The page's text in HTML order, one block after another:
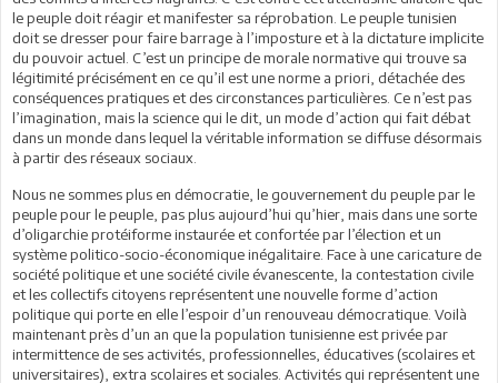
le peuple doit réagir et manifester sa réprobation. Le peuple tunisien
doit se dresser pour faire barrage à l’imposture et à la dictature implicite
du pouvoir actuel. C’est un principe de morale normative qui trouve sa
légitimité précisément en ce qu’il est une norme a priori, détachée des
conséquences pratiques et des circonstances particulières. Ce n’est pas
l’imagination, mais la science qui le dit, un mode d’action qui fait débat
dans un monde dans lequel la véritable information se diffuse désormais
à partir des réseaux sociaux.
Nous ne sommes plus en démocratie, le gouvernement du peuple par le
peuple pour le peuple, pas plus aujourd’hui qu’hier, mais dans une sorte
d’oligarchie protéiforme instaurée et confortée par l’élection et un
système politico-socio-économique inégalitaire. Face à une caricature de
société politique et une société civile évanescente, la contestation civile
et les collectifs citoyens représentent une nouvelle forme d’action
politique qui porte en elle l’espoir d’un renouveau démocratique. Voilà
maintenant près d’un an que la population tunisienne est privée par
intermittence de ses activités, professionnelles, éducatives (scolaires et
universitaires), extra scolaires et sociales. Activités qui représentent une